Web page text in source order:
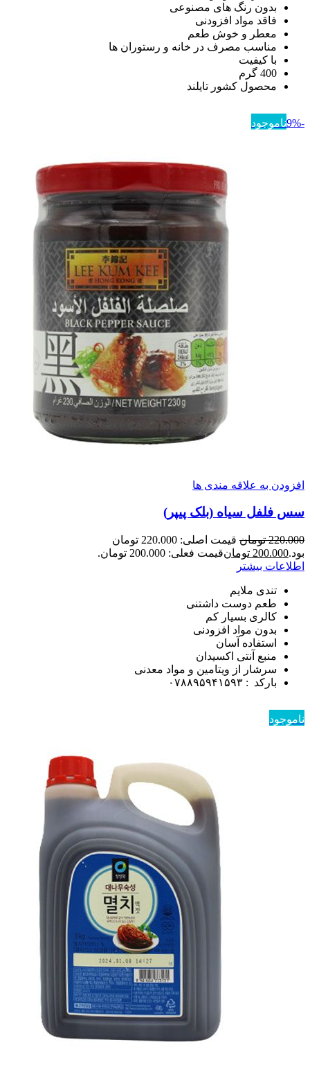
بدون رنگ های مصنوعی
فاقد مواد افزودنی
معطر و خوش طعم
مناسب مصرف در خانه و رستوران ها
با کیفیت
400 گرم
محصول کشور تایلند
-9% ناموجود
افزودن به علاقه مندی ها
سس فلفل سیاه (بلک پیپر)
220.000 تومان
قیمت اصلی: 220.000 تومان
بود.200.000 تومانقیمت فعلی: 200.000 تومان.
اطلاعات بیشتر
تندی ملایم
طعم دوست داشتنی
کالری بسیار کم
بدون مواد افزودنی
استفاده آسان
منبع آنتی اکسیدان
سرشار از ویتامین و مواد معدنی
بارکد : ۰۷۸۸۹۵۹۴۱۵۹۳
ناموجود